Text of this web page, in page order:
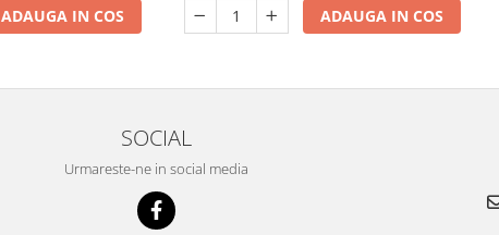
ADAUGA IN COS ADAUGA IN COS
SOCIAL
Urmareste-ne in social media